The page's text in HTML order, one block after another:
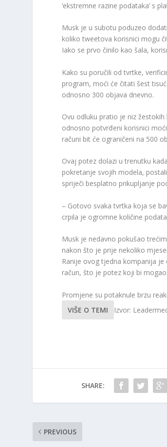
‘ekstremne razine podataka’ s
Musk je u subotu poduzeo
koliko tweetova korisnici mogu
Iako se prvo činilo kao šala,
Kako su poručili od tvrtke,
program, moći će čitati šest
odnosno 300 objava dnevno.
Ovu odluku pratio je niz
odnosno potvrđeni korisnici
računi bit će ograničeni na 500
Ovaj potez dolazi u trenutku
pokretanje svojih modela,
spriječi besplatno prikupljanje
– Gotovo svaka tvrtka koja se
crpila je ogromne količine
Musk je nedavno pokušao
nakon što je prije nekoliko
Ranije ovog tjedna kompanija
račun, što je potez koji bi
Promjene su potaknule brzu
VIŠE O TEMI
Izvor:
SHARE:
PREVIOUS